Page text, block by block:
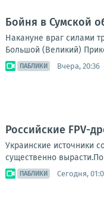
Бойня в Сумской
Накануне враг силами
Большой (Великий)
ПАБЛИКИ Вчера, 20:36
Российские FPV-
Украинские источники
существенно
ПАБЛИКИ Сегодня,